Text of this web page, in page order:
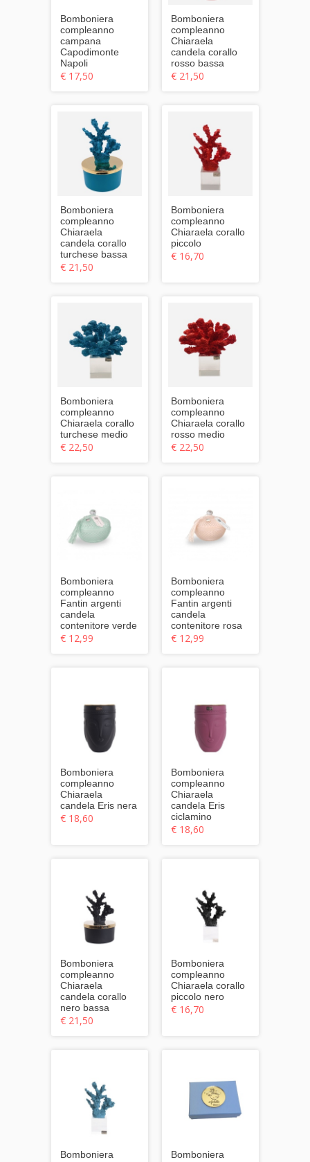
Bomboniera
compleanno
campana
Capodimonte
Napoli
€ 17,50
Bomboniera
compleanno
Chiaraela
candela corallo
rosso bassa
€ 21,50
Bomboniera
compleanno
Chiaraela
candela corallo
turchese bassa
€ 21,50
Bomboniera
compleanno
Chiaraela corallo
piccolo
€ 16,70
Bomboniera
compleanno
Chiaraela corallo
turchese medio
€ 22,50
Bomboniera
compleanno
Chiaraela corallo
rosso medio
€ 22,50
Bomboniera
compleanno
Fantin argenti
candela
contenitore verde
€ 12,99
Bomboniera
compleanno
Fantin argenti
candela
contenitore rosa
€ 12,99
Bomboniera
compleanno
Chiaraela
candela Eris nera
€ 18,60
Bomboniera
compleanno
Chiaraela
candela Eris
ciclamino
€ 18,60
Bomboniera
compleanno
Chiaraela
candela corallo
nero bassa
€ 21,50
Bomboniera
compleanno
Chiaraela corallo
piccolo nero
€ 16,70
Bomboniera
Bomboniera